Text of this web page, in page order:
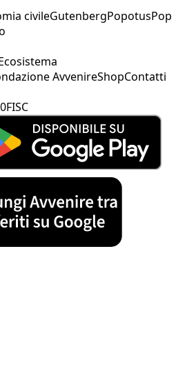
civileGutenbergPopotusPop
AvvenireShopContatti
FISC